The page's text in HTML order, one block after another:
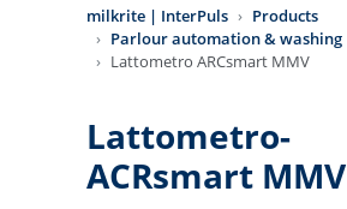
milkrite | InterPuls
Products
Parlour automation & washing
Lattometro ARCsmart MMV
Lattometro-
ACRsmart MMV